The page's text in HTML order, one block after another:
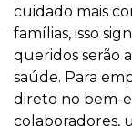
cuidado mais
famílias, isso
queridos serão
saúde. Para
direto no bem-
colaboradores,